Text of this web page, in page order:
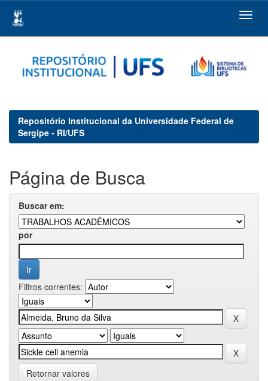
navigation
Repositório Institucional da Universidade Federal de
Sergipe - RI/UFS
Página de Busca
Buscar em:
por
Filtros correntes:
Retornar valores